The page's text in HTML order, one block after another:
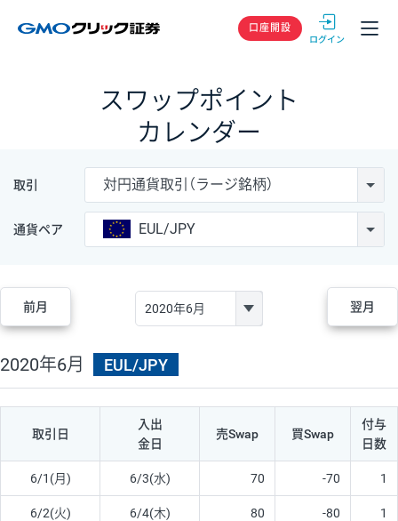
GMOクリック
口座開設
スワップポイント
カレンダー
取引 対円通貨取引（ラージ銘柄）
通貨ペア EUL/JPY
前月 翌月
2020年6月 EUL/JPY
取引日
入出
金日
売Swap 買Swap
付与
日数
6/1(月) 6/3(水) 70 -70 1
6/2(火) 6/4(木) 80 -80 1